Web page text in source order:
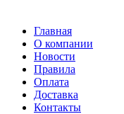
Главная
О компании
Новости
Правила
Оплата
Доставка
Контакты